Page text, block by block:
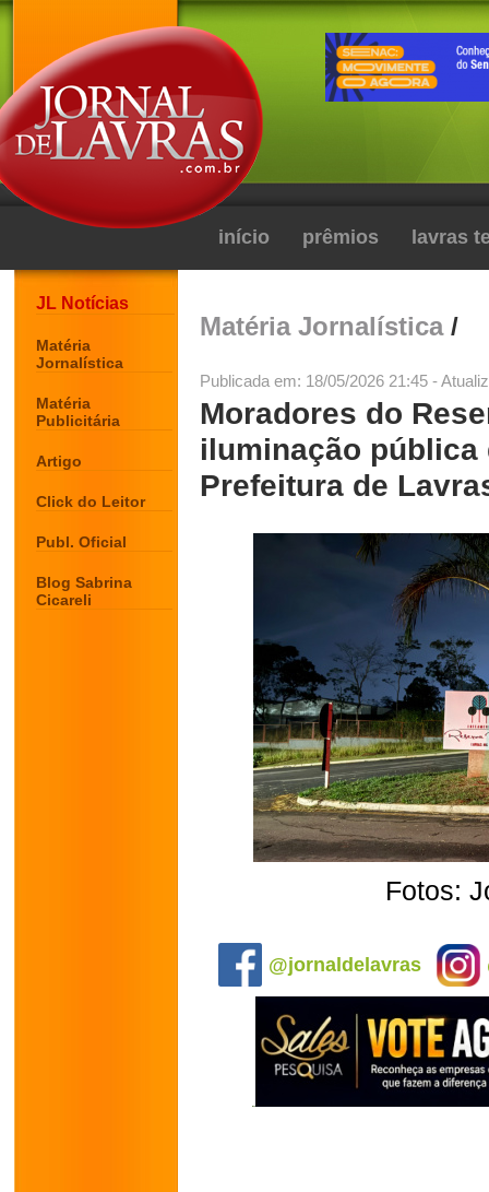
início prêmios lavras
JL Notícias
Matéria
Jornalística
Matéria
Publicitária
Artigo
Click do Leitor
Publ. Oficial
Blog Sabrina
Cicareli
Matéria Jornalística/
Publicada em: 18/05/2026 21:45 -
Moradores do
iluminação
Prefeitura de
Fotos:
@jornaldelavras